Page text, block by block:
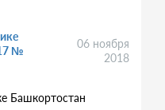
№
06 ноября
2018
Башкортостан